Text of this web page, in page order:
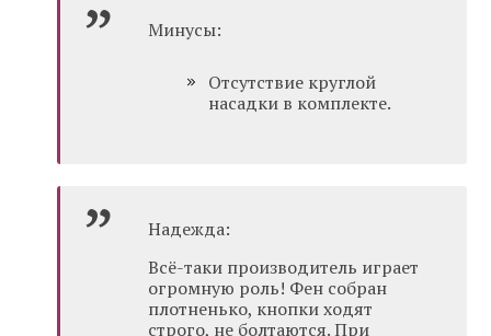
Минусы:
Отсутствие круглой
насадки в комплекте.
Надежда:
Всё-таки производитель играет
огромную роль! Фен собран
плотненько, кнопки ходят
строго, не болтаются. При